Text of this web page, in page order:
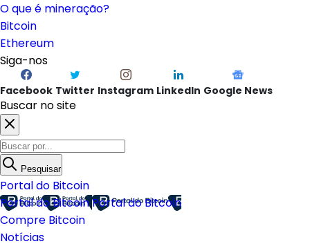
O que é mineração?
Bitcoin
Ethereum
Siga-nos
Facebook Twitter Instagram LinkedIn Google News
Buscar no site
Pesquisar
Portal do Bitcoin
Portal do BitcoinPortal do Bitcoin
Compre Bitcoin
Notícias